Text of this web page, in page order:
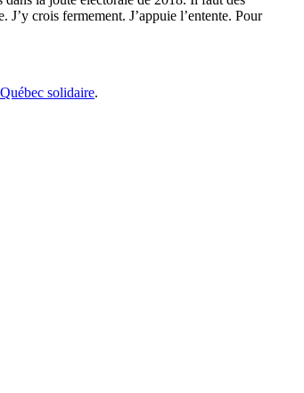
crois fermement. J’appuie l’entente. Pour
Québec solidaire.